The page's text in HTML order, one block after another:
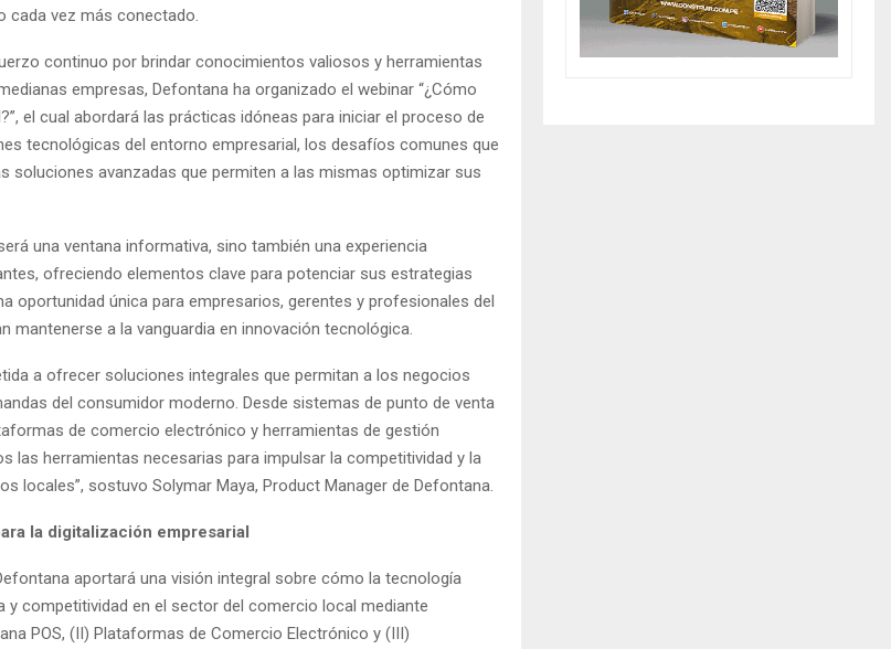
cada vez más conectado.
continuo por brindar conocimientos valiosos y herramientas
empresas, Defontana ha organizado el webinar “¿Cómo
el cual abordará las prácticas idóneas para iniciar el proceso de
tecnológicas del entorno empresarial, los desafíos comunes que
soluciones avanzadas que permiten a las mismas optimizar sus
una ventana informativa, sino también una experiencia
ofreciendo elementos clave para potenciar sus estrategias
oportunidad única para empresarios, gerentes y profesionales del
mantenerse a la vanguardia en innovación tecnológica.
a ofrecer soluciones integrales que permitan a los negocios
del consumidor moderno. Desde sistemas de punto de venta
de comercio electrónico y herramientas de gestión
las herramientas necesarias para impulsar la competitividad y la
locales”, sostuvo Solymar Maya, Product Manager de Defontana.
la digitalización empresarial
aportará una visión integral sobre cómo la tecnología
y competitividad en el sector del comercio local mediante
POS, (II) Plataformas de Comercio Electrónico y (III)